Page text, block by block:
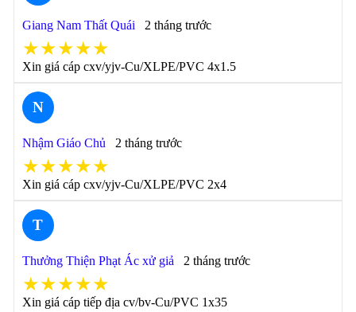
Giang Nam Thất Quái 2 tháng trước
★★★★★
Xin giá cáp cxv/yjv-Cu/XLPE/PVC 4x1.5
N
Nhậm Giáo Chủ 2 tháng trước
★★★★★
Xin giá cáp cxv/yjv-Cu/XLPE/PVC 2x4
T
Thưởng Thiện Phạt Ác xử giả 2 tháng trước
★★★★★
Xin giá cáp tiếp địa cv/bv-Cu/PVC 1x35